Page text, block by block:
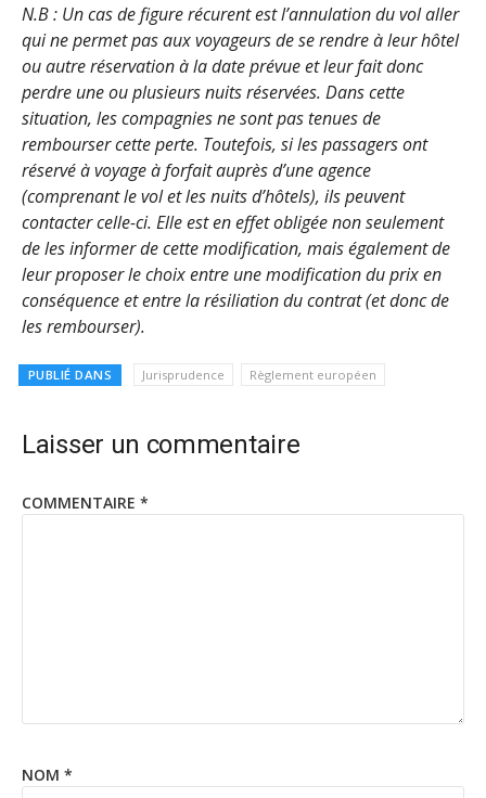
N.B : Un cas de figure récurent est l’annulation du vol aller
qui ne permet pas aux voyageurs de se rendre à leur hôtel
ou autre réservation à la date prévue et leur fait donc
perdre une ou plusieurs nuits réservées. Dans cette
situation, les compagnies ne sont pas tenues de
rembourser cette perte. Toutefois, si les passagers ont
réservé à voyage à forfait auprès d’une agence
(comprenant le vol et les nuits d’hôtels), ils peuvent
contacter celle-ci. Elle est en effet obligée non seulement
de les informer de cette modification, mais également de
leur proposer le choix entre une modification du prix en
conséquence et entre la résiliation du contrat (et donc de
les rembourser).
PUBLIÉ DANS Jurisprudence Règlement européen
Laisser un commentaire
COMMENTAIRE *
NOM *